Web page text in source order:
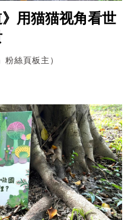
用猫猫视角看世
絲頁板主）